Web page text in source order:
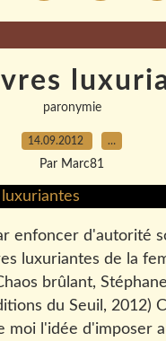
paronymie
14.09.2012 …
Par Marc81
enfoncer d'autorité
luxuriantes de la
brûlant, Stéphane
du Seuil, 2012)
moi l'idée d'imposer